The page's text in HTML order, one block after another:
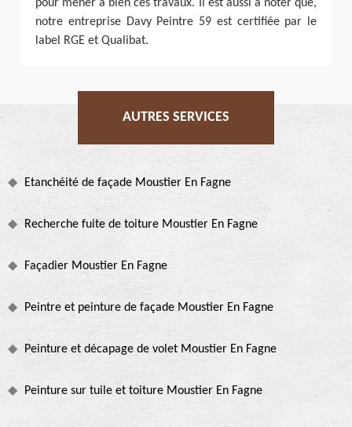
pour mener à bien ces travaux. Il est aussi à noter que,
notre entreprise Davy Peintre 59 est certifiée par le
label RGE et Qualibat.
AUTRES SERVICES
Etanchéité de façade Moustier En Fagne
Recherche fuite de toiture Moustier En Fagne
Façadier Moustier En Fagne
Peintre et peinture de façade Moustier En Fagne
Peinture et décapage de volet Moustier En Fagne
Peinture sur tuile et toiture Moustier En Fagne